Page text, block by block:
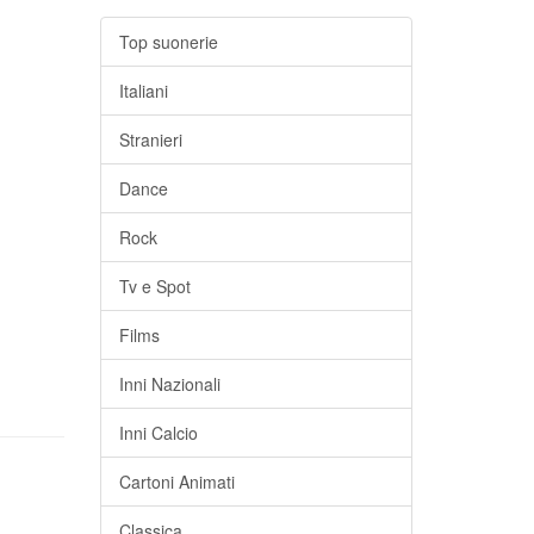
Top suonerie
Italiani
Stranieri
Dance
Rock
Tv e Spot
Films
Inni Nazionali
Inni Calcio
Cartoni Animati